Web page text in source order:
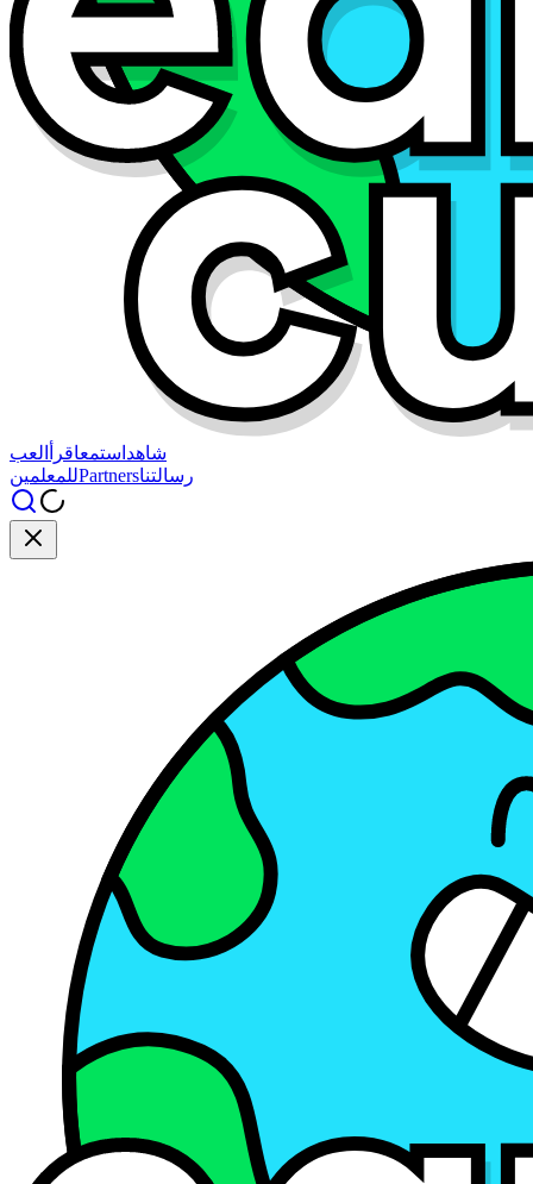
شاهد استمعاقرأ
العب
للمعلمينPartnersرسالتنا